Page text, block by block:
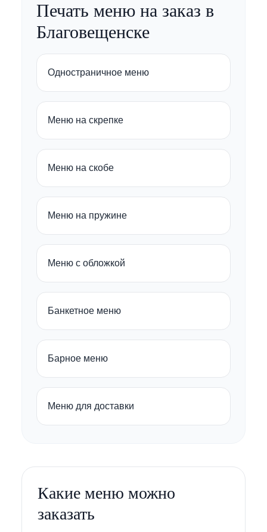
Печать меню на заказ в
Благовещенске
Одностраничное меню
Меню на скрепке
Меню на скобе
Меню на пружине
Меню с обложкой
Банкетное меню
Барное меню
Меню для доставки
Какие меню можно
заказать